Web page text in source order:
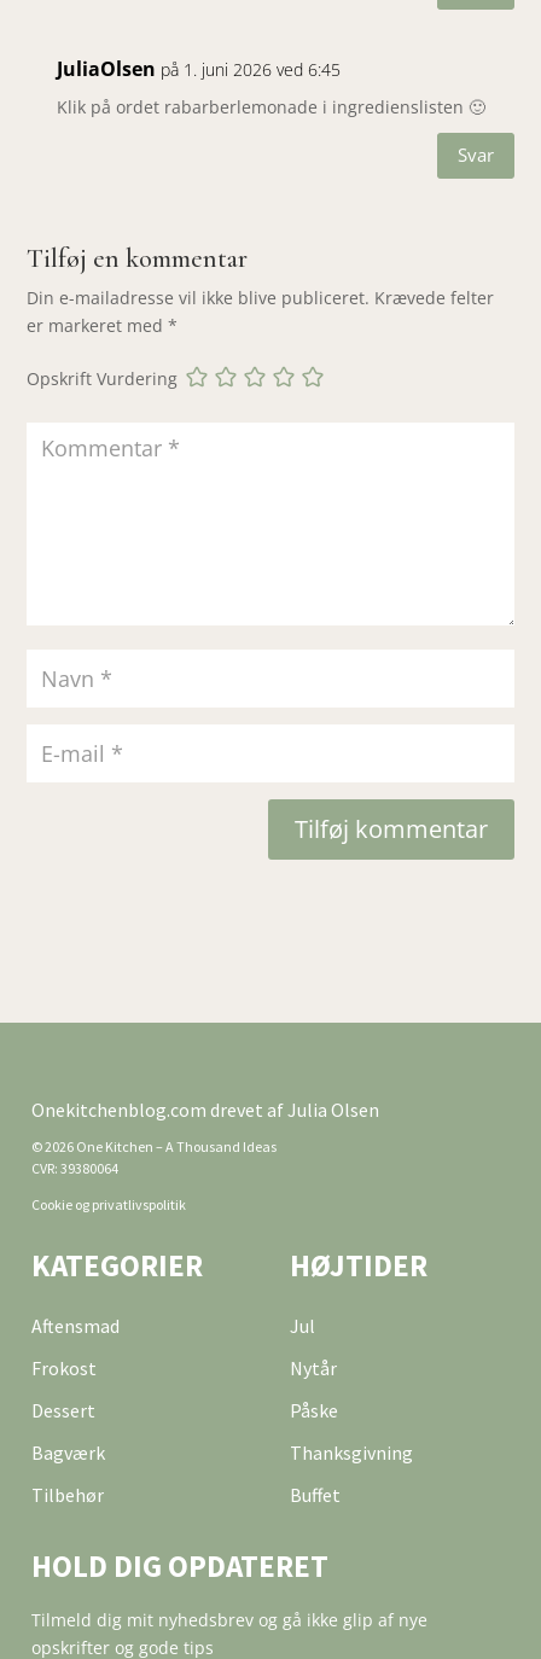
JuliaOlsen på 1. juni 2026 ved 6:45
Klik på ordet rabarberlemonade i ingredienslisten 🙂
Svar
Tilføj en kommentar
Din e-mailadresse vil ikke blive publiceret. Krævede felter
er markeret med*
Opskrift Vurdering
Tilføj kommentar
Onekitchenblog.com drevet af Julia Olsen
© 2026 One Kitchen – A Thousand Ideas
CVR: 39380064
Cookie og privatlivspolitik
KATEGORIER
Aftensmad
Frokost
Dessert
Bagværk
Tilbehør
HØJTIDER
Jul
Nytår
Påske
Thanksgivning
Buffet
HOLD DIG OPDATERET
Tilmeld dig mit nyhedsbrev og gå ikke glip af nye
opskrifter og gode tips